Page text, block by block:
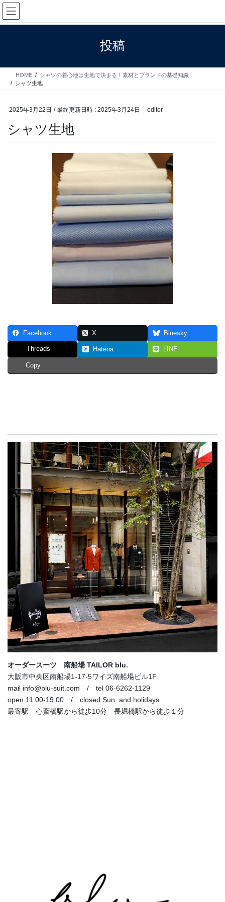
コ
ン
テ
ス
ナ
ビ
ゲ
ン
投稿
HOME
シャツの着心地は生地で決まる！素材とブランドの基礎知識
シャツ生地
2025年3月22日 / 最終更新日時 : 2025年3月24日 editor
シャツ生地
Facebook X Bluesky
Threads Hatena LINE
Copy
オーダースーツ 南船場 TAILOR blu.
大阪市中央区南船場1-17-5ワイズ南船場ビル1F
mail info@blu-suit.com / tel 06-6262-1129
open 11:00-19:00 / closed Sun. and holidays
最寄駅 心斎橋駅から徒歩10分 長堀橋駅から徒歩１分